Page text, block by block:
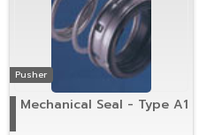
Pusher
Mechanical Seal - Type A1